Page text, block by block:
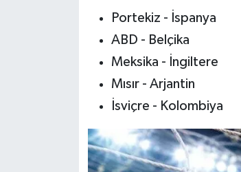
Portekiz - İspanya
ABD - Belçika
Meksika - İngiltere
Mısır - Arjantin
İsviçre - Kolombiya